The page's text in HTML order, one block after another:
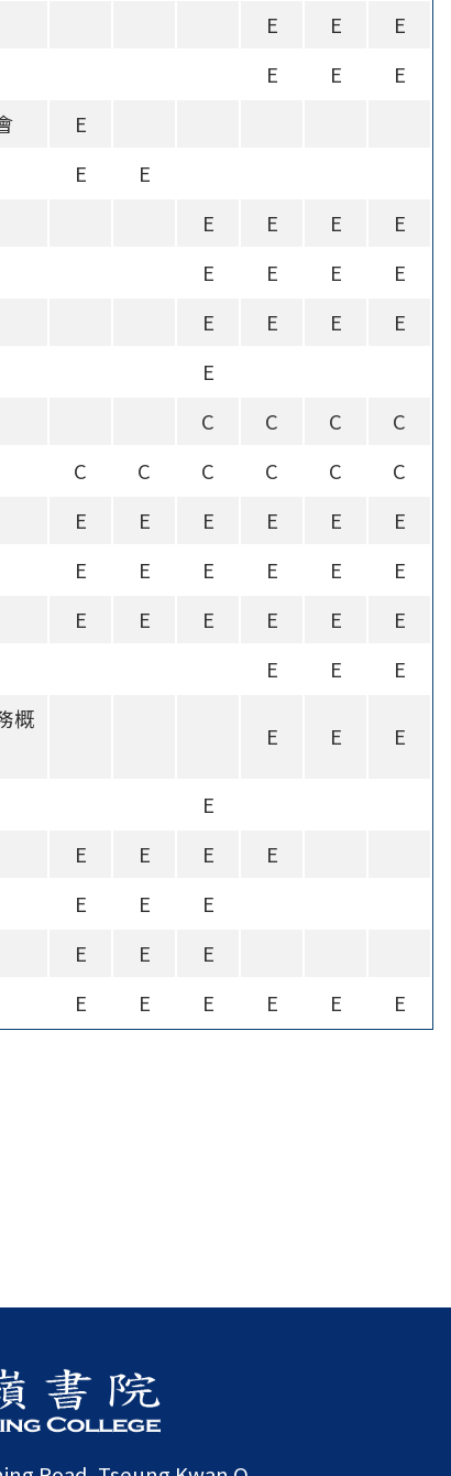
E E
E
E E
E
E
E
E
E E E
E
E E E
E
E E E
E
E
C C C
C
C C C C C
C
E E E E E
E
E E E E E
E
E E E E E
E
E E E
概
E E E
E
E E E
E
E E
E
E E
E
E E E E E E